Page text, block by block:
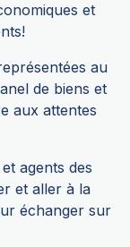
et
au
de biens et
aux attentes
agents des
et aller à la
échanger sur